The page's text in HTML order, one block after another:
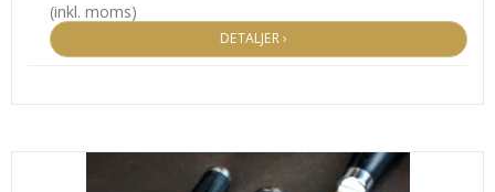
(inkl. moms)
DETALJER ›